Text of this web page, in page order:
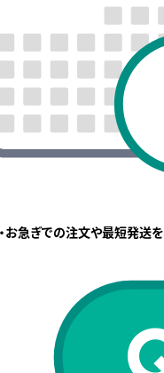
お急ぎでの注文や最短発送